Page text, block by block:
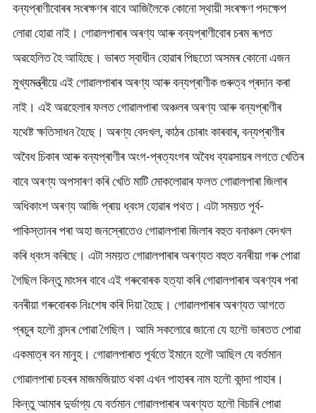
বন্যপ্ৰাণীবোৰৰ সংৰক্ষণৰ বাবে আজিলৈকে কোনো স্থায়ী সংৰক্ষণ পদক্ষেপ
লোৱা হোৱা নাই। গোৱালপাৰাৰ অৰণ্য আৰু বন্যপ্ৰাণীবোৰ চৰম ৰূপত
অৱহেলিত হৈ আহিছে। ভাৰত স্বাধীন হোৱাৰ পিছতো অসমৰ কোনো এজন
মুখ্যমন্ত্ৰীয়ে এই গোৱালপাৰাৰ অৰণ্য আৰু বন্যপ্ৰাণীক গুৰুত্ব প্ৰদান কৰা
নাই। এই অৱহেলাৰ ফলত গোৱালপাৰা অঞ্চলৰ অৰণ্য আৰু বন্যপ্ৰাণীৰ
যথেষ্ট ক্ষতিসাধন হৈছে। অৰণ্য বেদখল, কাঠৰ চোৰাং কাৰবাৰ, বন্যপ্ৰাণীৰ
অবৈধ চিকাৰ আৰু বন্যপ্ৰাণীৰ অংগ-প্ৰত্যংগৰ অবৈধ ব্যৱসায়ৰ লগতে খেতিৰ
বাবে অৰণ্য অপসাৰণ কৰি খেতি মাটি মোকলোৱাৰ ফলত গোৱালপাৰা জিলাৰ
অধিকাংশ অৰণ্য আজি প্ৰায় ধ্বংস হোৱাৰ পথত। এটা সময়ত পূৰ্ব-
পাকিস্তানৰ পৰা অহা জনস্ৰোতেও গোৱালপাৰা জিলাৰ বহুত বনাঞ্চল বেদখল
কৰি ধ্বংস কৰিছে। এটা সময়ত গোৱালপাৰাৰ অৰণ্যত বহুত বনৰীয়া গৰু পোৱা
গৈছিল কিন্তু মাংসৰ বাবে এই গৰুবোৰক হত্যা কৰি গোৱালপাৰাৰ অৰণ্যৰ পৰা
বনৰীয়া গৰুবোৰক নিঃশেষ কৰি দিয়া হৈছে। গোৱালপাৰাৰ অৰণ্যত আগতে
প্ৰচুৰ হলৌ বান্দৰ পোৱা গৈছিল। আমি সকলোৱে জানো যে হলৌ ভাৰতত পোৱা
একমাত্ৰ বন মানুহ। গোৱালপাৰাত পূৰ্বতে ইমানে হলৌ আছিল যে বৰ্তমান
গোৱালপাৰা চহৰৰ মাজমজিয়াত থকা এখন পাহাৰৰ নাম হলৌ কান্দা পাহাৰ।
কিন্তু আমাৰ দুৰ্ভাগ্য যে বৰ্তমান গোৱালপাৰাৰ অৰণ্যত হলৌ বিচাৰি পোৱা